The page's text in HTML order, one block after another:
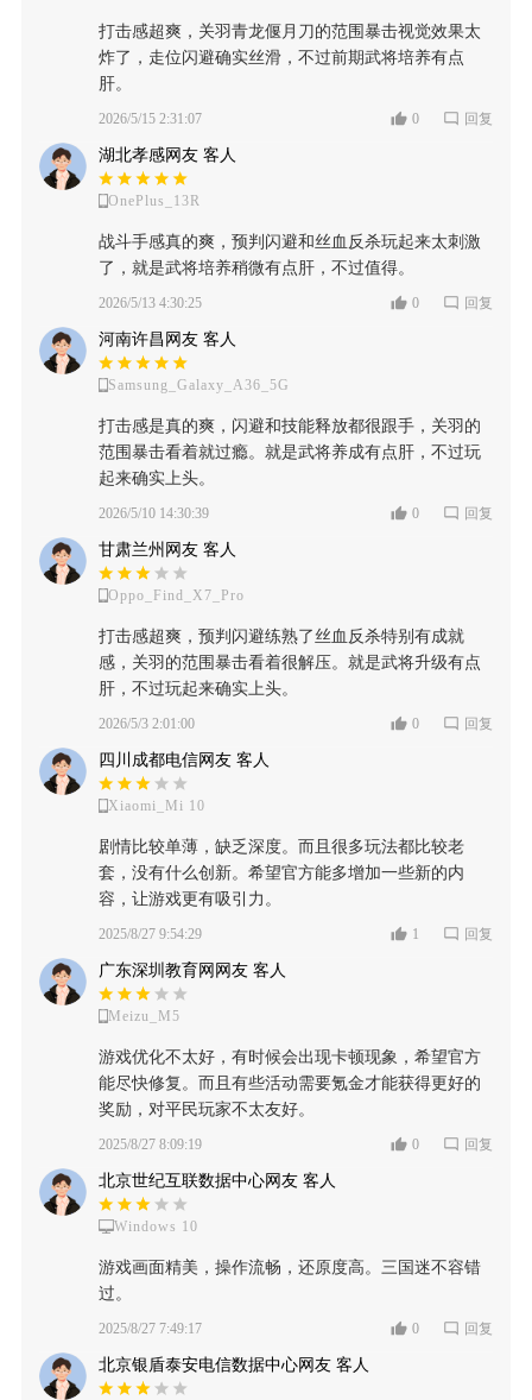
打击感超爽，关羽青龙偃月刀的范围暴击视觉效果太
炸了，走位闪避确实丝滑，不过前期武将培养有点
肝。
2026/5/15 2:31:07 0 回复
湖北孝感网友 客人
OnePlus_13R
战斗手感真的爽，预判闪避和丝血反杀玩起来太刺激
了，就是武将培养稍微有点肝，不过值得。
2026/5/13 4:30:25 0 回复
河南许昌网友 客人
Samsung_Galaxy_A36_5G
打击感是真的爽，闪避和技能释放都很跟手，关羽的
范围暴击看着就过瘾。就是武将养成有点肝，不过玩
起来确实上头。
2026/5/10 14:30:39 0 回复
甘肃兰州网友 客人
Oppo_Find_X7_Pro
打击感超爽，预判闪避练熟了丝血反杀特别有成就
感，关羽的范围暴击看着很解压。就是武将升级有点
肝，不过玩起来确实上头。
2026/5/3 2:01:00 0 回复
四川成都电信网友 客人
Xiaomi_Mi 10
剧情比较单薄，缺乏深度。而且很多玩法都比较老
套，没有什么创新。希望官方能多增加一些新的内
容，让游戏更有吸引力。
2025/8/27 9:54:29 1 回复
广东深圳教育网网友 客人
Meizu_M5
游戏优化不太好，有时候会出现卡顿现象，希望官方
能尽快修复。而且有些活动需要氪金才能获得更好的
奖励，对平民玩家不太友好。
2025/8/27 8:09:19 0 回复
北京世纪互联数据中心网友 客人
Windows 10
游戏画面精美，操作流畅，还原度高。三国迷不容错
过。
2025/8/27 7:49:17 0 回复
北京银盾泰安电信数据中心网友 客人